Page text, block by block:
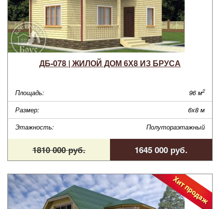
ДБ-078 | ЖИЛОЙ ДОМ 6Х8 ИЗ БРУСА
Площадь: 96 м2
Размер:
6х8 м
Этажность:
Полутораэтажный
1810 000 руб. 1645 000 руб.